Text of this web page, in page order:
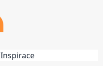
Inspirace